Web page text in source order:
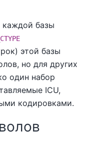
каждой базы
этой базы
но для других
один набор
ICU,
кодировками.